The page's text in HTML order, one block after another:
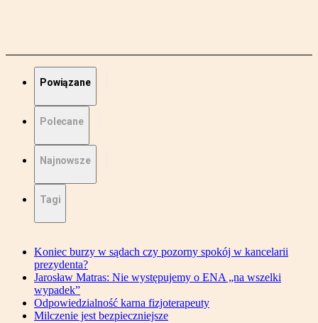
Powiązane
Polecane
Najnowsze
Tagi
Koniec burzy w sądach czy pozorny spokój w kancelarii
prezydenta?
Jarosław Matras: Nie występujemy o ENA „na wszelki
wypadek”
Odpowiedzialność karna fizjoterapeuty
Milczenie jest bezpieczniejsze